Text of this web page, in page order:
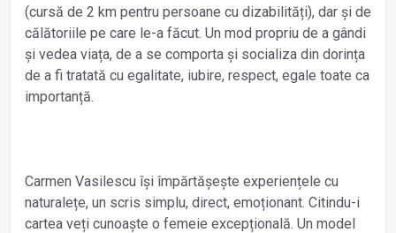
(cursă de 2 km pentru persoane cu dizabilități), dar și de
călătoriile pe care le-a făcut. Un mod propriu de a gândi
și vedea viața, de a se comporta și socializa din dorința
de a fi tratată cu egalitate, iubire, respect, egale toate ca
importanță.
Carmen Vasilescu își împărtășește experiențele cu
naturalețe, un scris simplu, direct, emoționant. Citindu-i
cartea veți cunoaște o femeie excepțională. Un model